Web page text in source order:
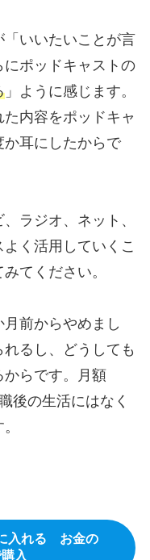
いいたいことが言
にポッドキャストの
」ように感じます。
内容をポッドキャ
か耳にしたからで
ラジオ、ネット、
く活用していくこ
てください。
前からやめまし
るし、どうしても
からです。月額
後の生活にはなく
入れる お金の
入